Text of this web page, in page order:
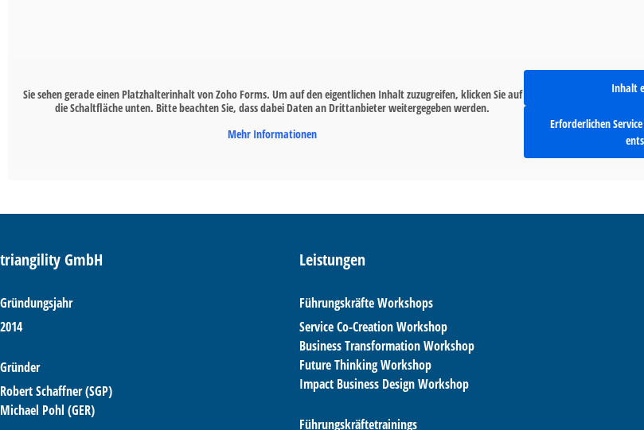
Sie sehen gerade einen Platzhalterinhalt vonZoho Forms. Um auf den eigentlichen Inhalt zuzugreifen, klicken Sie auf
die Schaltfläche unten. Bitte beachten Sie, dass dabei Daten an Drittanbieter weitergegeben werden.
Mehr Informationen
Inhalt
Erforderlichen
triangility GmbH
Gründungsjahr
2014
Gründer
Robert Schaffner (SGP)
Michael Pohl (GER)
Leistungen
Führungskräfte Workshops
Service Co-Creation Workshop
Business Transformation Workshop
Future Thinking Workshop
Impact Business Design Workshop
Führungskräftetrainings